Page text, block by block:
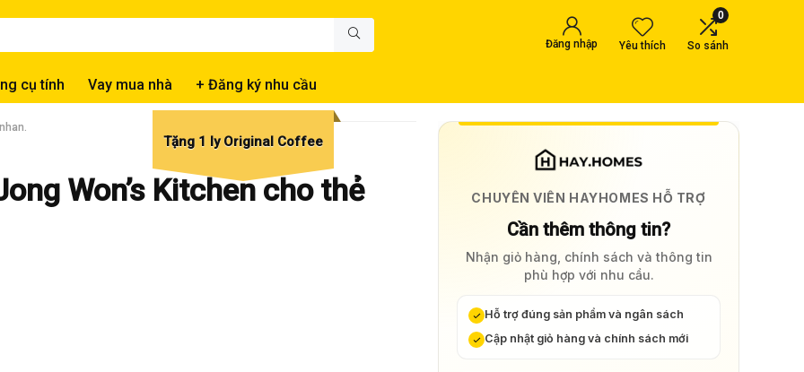
Đăng nhập Yêu thích
0
So sánh
cụ tính Vay mua nhà + Đăng ký nhu cầu
Tặng 1 ly Original Coffee
Won’s Kitchen cho thẻ
CHUYÊN VIÊN HAYHOMES HỖ TRỢ
Cần thêm thông tin?
Nhận giỏ hàng, chính sách và thông tin
phù hợp với nhu cầu.
Hỗ trợ đúng sản phẩm và ngân sách
Cập nhật giỏ hàng và chính sách mới